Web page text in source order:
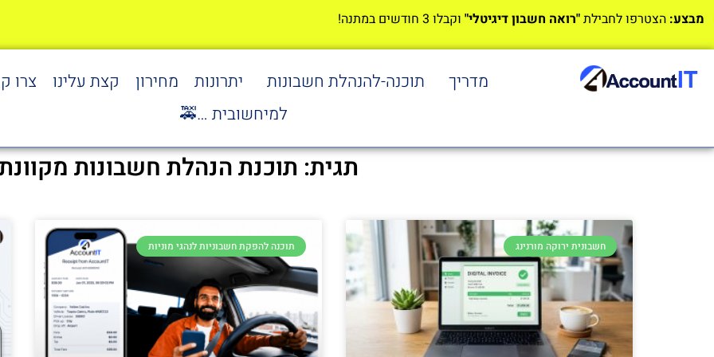
מבצע: הצטרפו לחבילת"רואה חשבון דיגיטלי" וקבלו 3 חודשים במתנה!
מדריך תוכנה-להנהלת חשבונות יתרונות מחירון קצת עלינו
צרו
למיחשובית …🚕
תגית: תוכנת הנהלת חשבונות
חשבונית ירוקה מורנינג תוכנה להפקת חשבוניות לנהגי מוניות